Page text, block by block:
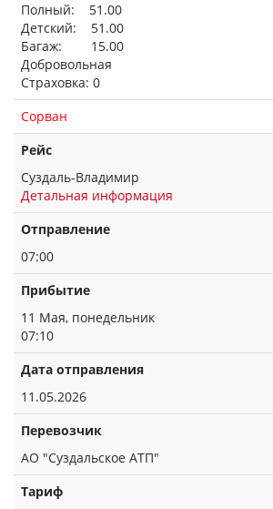
Полный: 51.00
Детский: 51.00
Багаж: 15.00
Добровольная
Страховка: 0
Сорван
Рейс
Суздаль-Владимир
Детальная информация
Отправление
07:00
Прибытие
11 Мая, понедельник
07:10
Дата отправления
11.05.2026
Перевозчик
АО "Суздальское АТП"
Тариф